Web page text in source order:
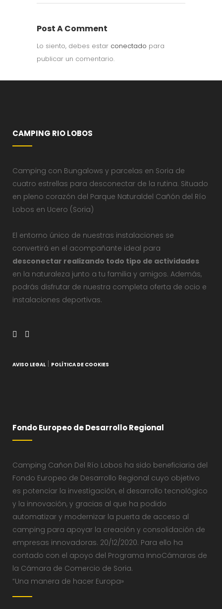
Post A Comment
Lo siento, debes estar conectado para
publicar un comentario.
CAMPING RIO LOBOS
Camping con Bungalows y parcelas en Soria de
cuatro estrellas para desconectar de la rutina. Situado
en pleno corazón del Parque Naturaldel Cañón del Río
Lobos en Ucero (Soria)
El entorno único de nuestras instalaciones se
convertirá en el acompañante ideal para
desconectar realizando todo tipo de actividades
en la naturaleza junto a tu familia y amigos. Además,
podrás disfrutar de nuestra completa oferta de ocio e
instalaciones deportivas.
AVISO LEGAL POLÍTICA DE COOKIES
Fondo Europeo de Desarrollo Regional
Camping Cañon Del Río Lobos ha sido beneficiaria del
Fondo Europeo de Desarrollo Regional cuyo objetivo
es potenciar la investigación, el desarrollo tecnológico
y la innovación, y gracias al que ha podido
automatizar y modernizar la puerta de acceso al
camping para apoyar la creación y consolidación de
empresas innovadoras. 20/12/2020. Para ello ha
contado con el apoyo del Programa InnoCámaras de
la Cámara de Comercio de Soria.
“Una manera de hacer Europa»